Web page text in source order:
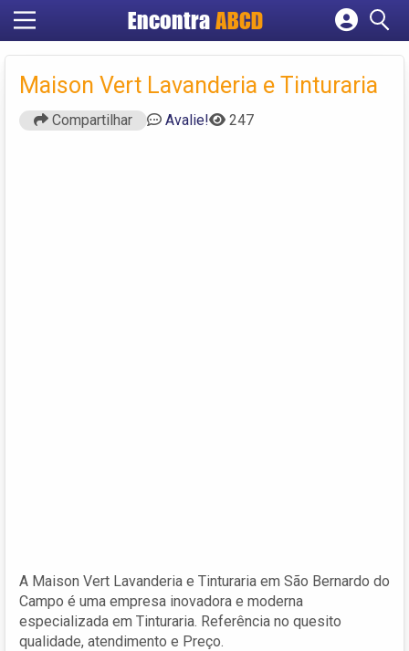
EncontraABCD
Cadastrar empresa
Criar conta
Maison Vert Lavanderia e Tinturaria
Compartilhar Avalie! 247
A Maison Vert Lavanderia e Tinturaria em São Bernardo do
Campo é uma empresa inovadora e moderna
especializada em Tinturaria. Referência no quesito
qualidade, atendimento e Preço.